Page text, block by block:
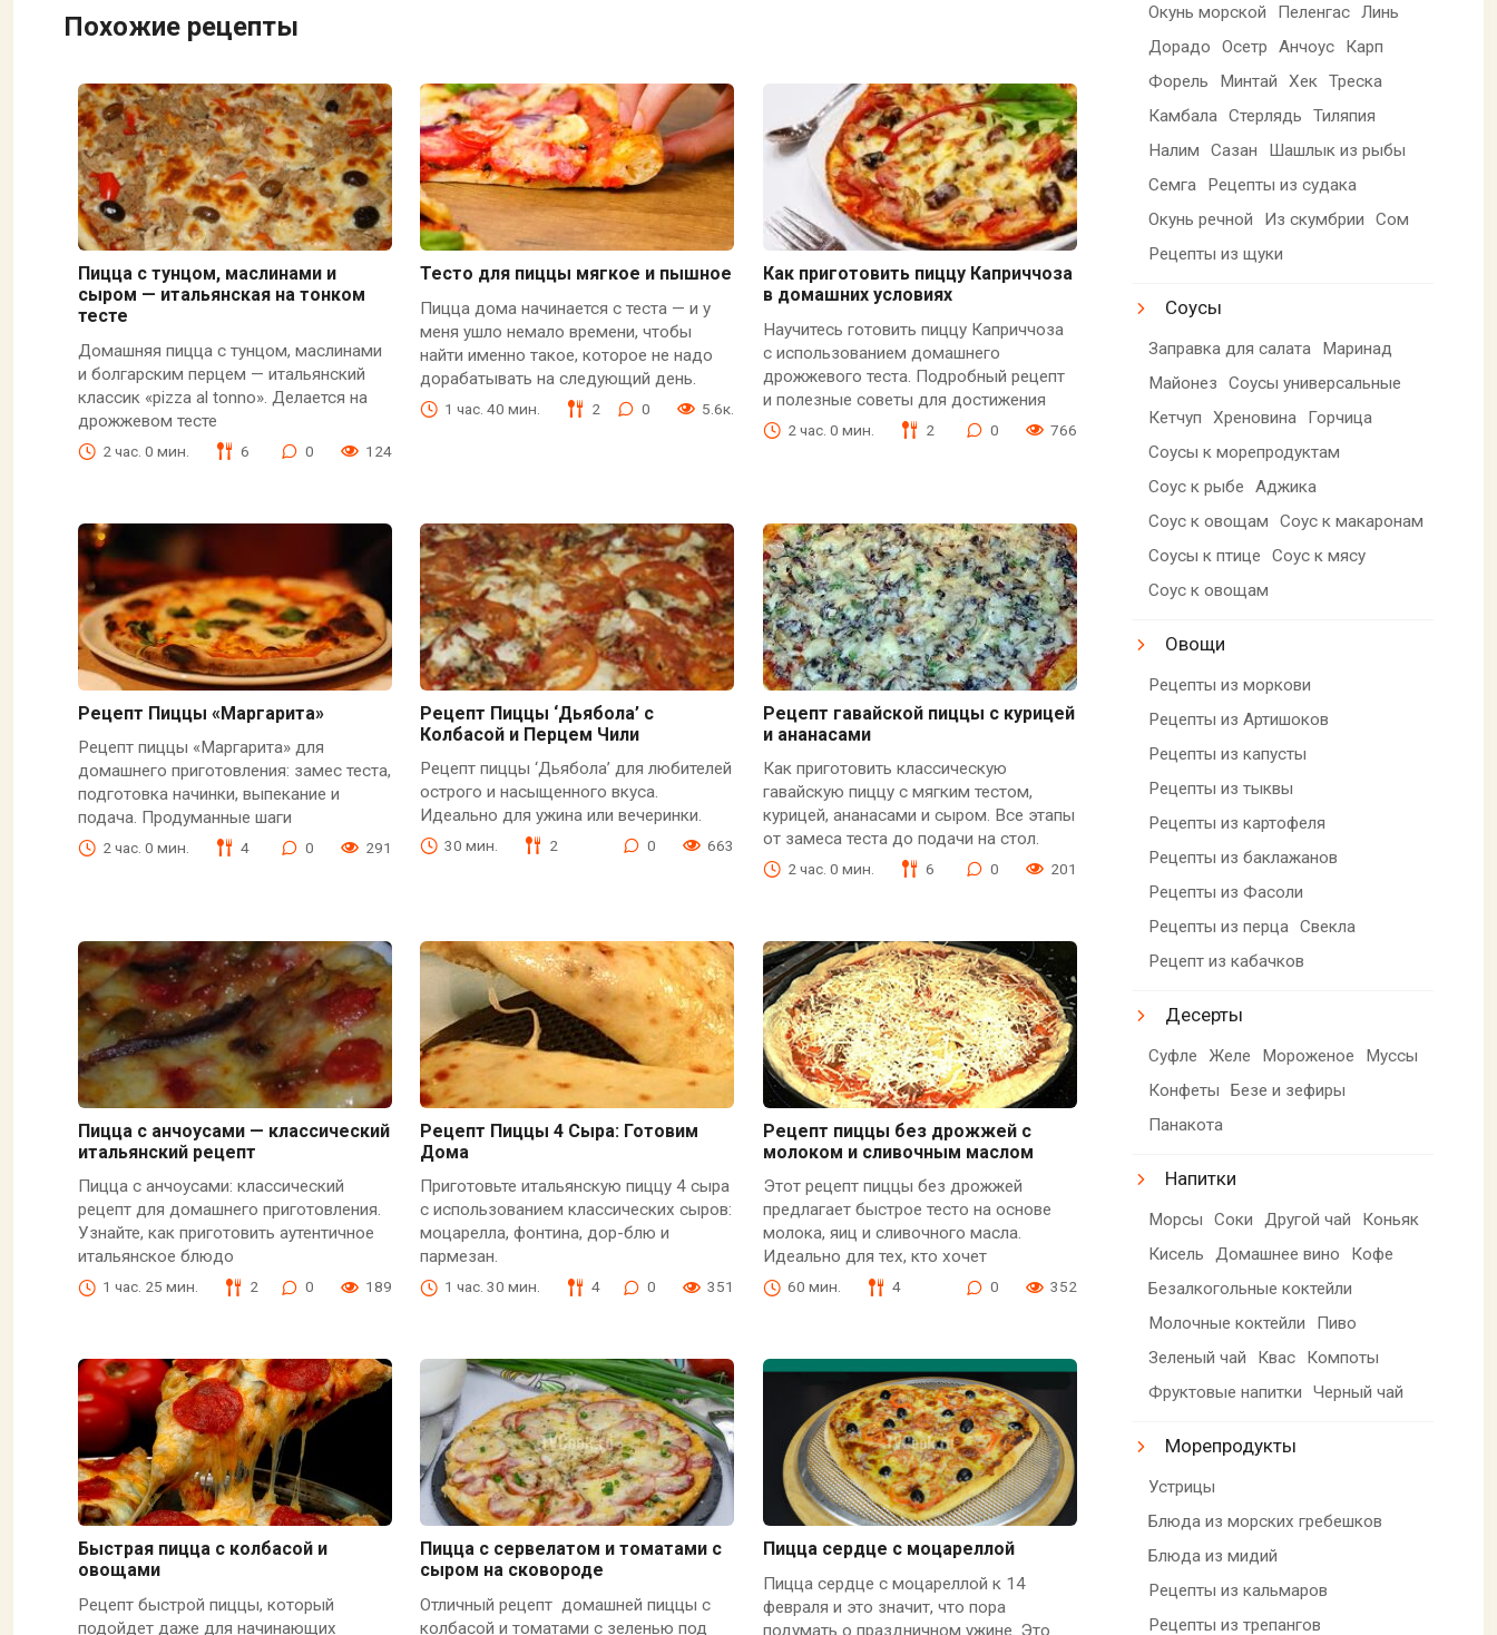
Похожие рецепты
Пицца с тунцом, маслинами и
сыром — итальянская на тонком
тесте
Домашняя пицца с тунцом, маслинами
и болгарским перцем — итальянский
классик «pizza al tonno». Делается на
дрожжевом тесте
2 час. 0 мин. 6 0 124
Тесто для пиццы мягкое и пышное
Пицца дома начинается с теста — и у
меня ушло немало времени, чтобы
найти именно такое, которое не надо
дорабатывать на следующий день.
1 час. 40 мин. 2 0 5.6к.
Как приготовить пиццу Каприччоза
в домашних условиях
Научитесь готовить пиццу Каприччоза
с использованием домашнего
дрожжевого теста. Подробный рецепт
и полезные советы для достижения
2 час. 0 мин. 2 0 766
Рецепт Пиццы «Маргарита»
Рецепт пиццы «Маргарита» для
домашнего приготовления: замес теста,
подготовка начинки, выпекание и
подача. Продуманные шаги
2 час. 0 мин. 4 0 291
Рецепт Пиццы ‘Дьябола’ с
Колбасой и Перцем Чили
Рецепт пиццы ‘Дьябола’ для любителей
острого и насыщенного вкуса.
Идеально для ужина или вечеринки.
30 мин. 2 0 663
Рецепт гавайской пиццы с курицей
и ананасами
Как приготовить классическую
гавайскую пиццу с мягким тестом,
курицей, ананасами и сыром. Все этапы
от замеса теста до подачи на стол.
2 час. 0 мин. 6 0 201
Пицца с анчоусами — классический
итальянский рецепт
Пицца с анчоусами: классический
рецепт для домашнего приготовления.
Узнайте, как приготовить аутентичное
итальянское блюдо
1 час. 25 мин. 2 0 189
Рецепт Пиццы 4 Сыра: Готовим
Дома
Приготовьте итальянскую пиццу 4 сыра
с использованием классических сыров:
моцарелла, фонтина, дор-блю и
пармезан.
1 час. 30 мин. 4 0 351
Рецепт пиццы без дрожжей с
молоком и сливочным маслом
Этот рецепт пиццы без дрожжей
предлагает быстрое тесто на основе
молока, яиц и сливочного масла.
Идеально для тех, кто хочет
60 мин. 4 0 352
Быстрая пицца с колбасой и
овощами
Рецепт быстрой пиццы, который
подойдет даже для начинающих
Пицца с сервелатом и томатами с
сыром на сковороде
Отличный рецепт домашней пиццы с
колбасой и томатами с зеленью под
Пицца сердце с моцареллой
Пицца сердце с моцареллой к 14
февраля и это значит, что пора
подумать о праздничном ужине. Это
Окунь морской
Пеленгас Линь
Дорадо
Осетр Анчоус
Карп
Форель
Минтай Хек Треска
Камбала Стерлядь
Тиляпия
Налим
Сазан
Шашлык из рыбы
Семга
Рецепты из судака
Окунь речной
Из скумбрии
Сом
Рецепты из щуки
Соусы
Заправка для салата
Маринад
Майонез
Соусы универсальные
Кетчуп
Хреновина
Горчица
Соусы к морепродуктам
Соус к рыбе
Аджика
Соус к овощам
Соус к макаронам
Соусы к птице
Соус к мясу
Соус к овощам
Овощи
Рецепты из моркови
Рецепты из Артишоков
Рецепты из капусты
Рецепты из тыквы
Рецепты из картофеля
Рецепты из баклажанов
Рецепты из Фасоли
Рецепты из перца Свекла
Рецепт из кабачков
Десерты
Суфле Желе Мороженое
Муссы
Конфеты
Безе и зефиры
Панакота
Напитки
Морсы Соки Другой чай
Коньяк
Кисель
Домашнее вино
Кофе
Безалкогольные коктейли
Молочные коктейли
Пиво
Зеленый чай
Квас
Компоты
Фруктовые напитки
Черный чай
Морепродукты
Устрицы
Блюда из морских гребешков
Блюда из мидий
Рецепты из кальмаров
Рецепты из трепангов